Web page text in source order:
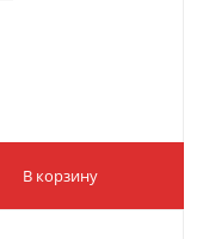
В корзину